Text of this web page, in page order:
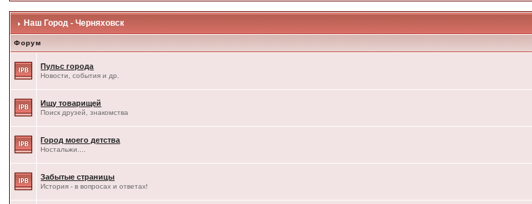
Наш Город - Черняховск
Форум
Пульс города
Новости, события и др.
Ищу товарищей
Поиск друзей, знакомства
Город моего детства
Ностальжи....
Забытые страницы
История - в вопросах и ответах!